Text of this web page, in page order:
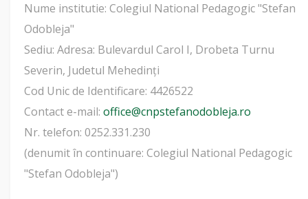
Nume institutie: Colegiul National Pedagogic "Stefan
Odobleja"
Sediu: Adresa: Bulevardul Carol I, Drobeta Turnu
Severin, Judetul Mehedinți
Cod Unic de Identificare: 4426522
Contact e-mail: office@cnpstefanodobleja.ro
Nr. telefon: 0252.331.230
(denumit în continuare: Colegiul National Pedagogic
"Stefan Odobleja")